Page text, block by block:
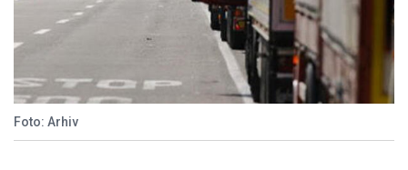
Foto: Arhiv